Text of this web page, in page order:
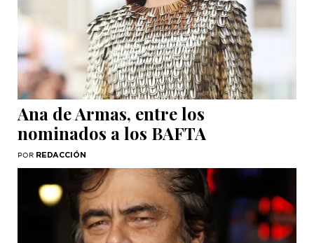
Ana de Armas, entre los
nominados a los BAFTA
POR REDACCIÓN